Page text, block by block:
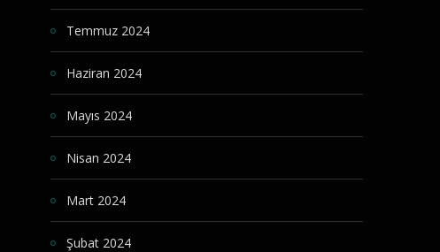
Temmuz 2024
Haziran 2024
Mayıs 2024
Nisan 2024
Mart 2024
Şubat 2024